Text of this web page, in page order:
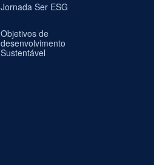
Jornada Ser ESG
Objetivos de
desenvolvimento
Sustentável